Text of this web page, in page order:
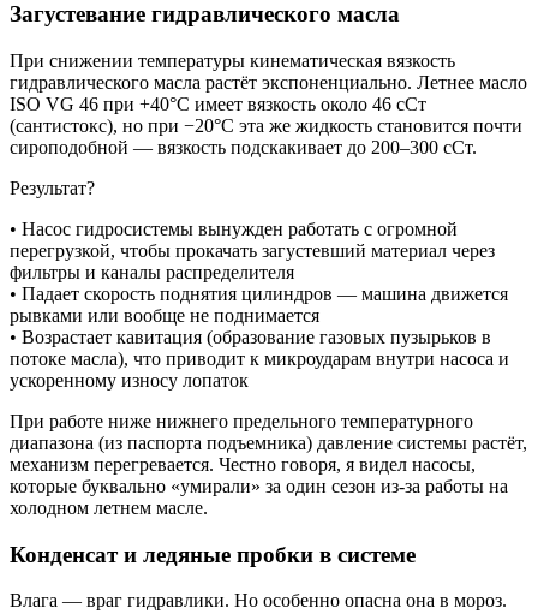
Загустевание гидравлического масла
При снижении температуры кинематическая вязкость
гидравлического масла растёт экспоненциально. Летнее масло
ISO VG 46 при +40°C имеет вязкость около 46 сСт
(сантистокс), но при −20°C эта же жидкость становится почти
сироподобной — вязкость подскакивает до 200–300 сСт.
Результат?
• Насос гидросистемы вынужден работать с огромной
перегрузкой, чтобы прокачать загустевший материал через
фильтры и каналы распределителя
• Падает скорость поднятия цилиндров — машина движется
рывками или вообще не поднимается
• Возрастает кавитация (образование газовых пузырьков в
потоке масла), что приводит к микроударам внутри насоса и
ускоренному износу лопаток
При работе ниже нижнего предельного температурного
диапазона (из паспорта подъемника) давление системы растёт,
механизм перегревается. Честно говоря, я видел насосы,
которые буквально «умирали» за один сезон из-за работы на
холодном летнем масле.
Конденсат и ледяные пробки в системе
Влага — враг гидравлики. Но особенно опасна она в мороз.